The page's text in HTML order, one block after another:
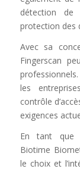
détection de
protection des
Avec sa
Fingerscan
les
contrôle
exigences
En tant que
Biotime
le choix et